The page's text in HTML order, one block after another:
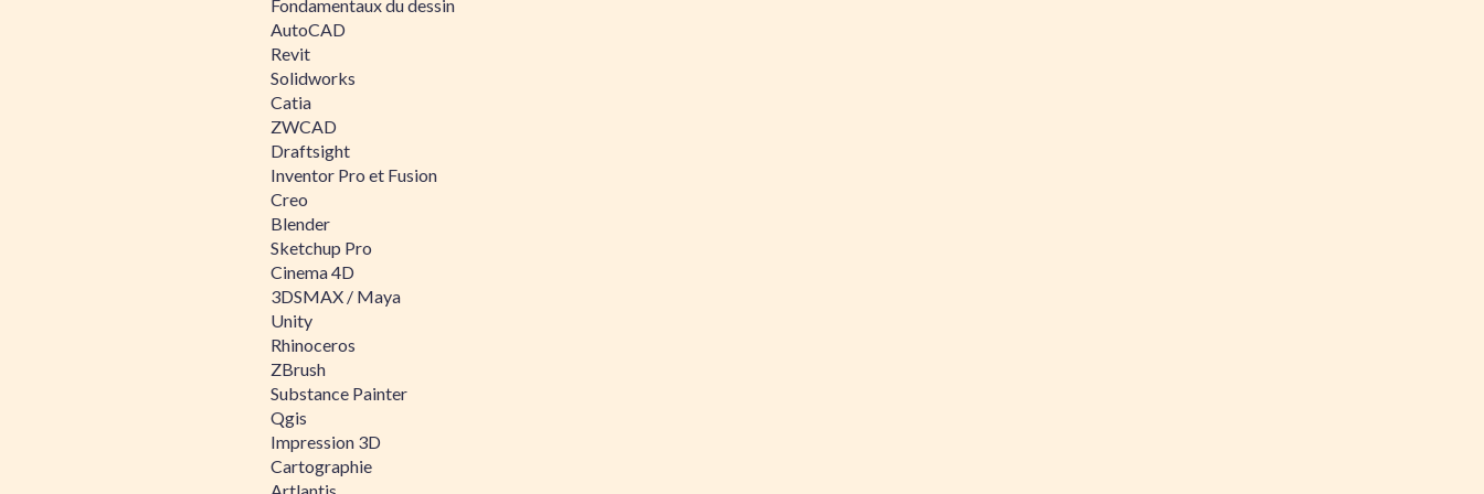
Fondamentaux du dessin
AutoCAD
Revit
Solidworks
Catia
ZWCAD
Draftsight
Inventor Pro et Fusion
Creo
Blender
Sketchup Pro
Cinema 4D
3DSMAX / Maya
Unity
Rhinoceros
ZBrush
Substance Painter
Qgis
Impression 3D
Cartographie